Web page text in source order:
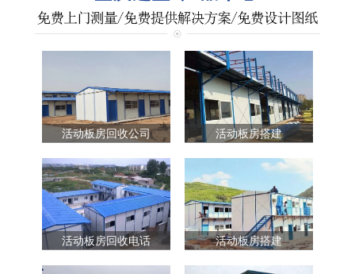
活动板房回收公司 活动板房搭建
活动板房回收电话 活动板房搭建